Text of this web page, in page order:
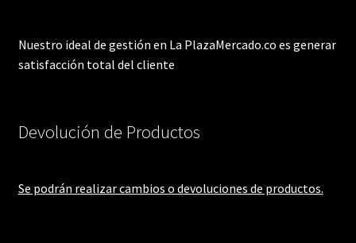
Nuestro ideal de gestión en La PlazaMercado.co es generar
satisfacción total del cliente
Devolución de Productos
Se podrán realizar cambios o devoluciones de productos.